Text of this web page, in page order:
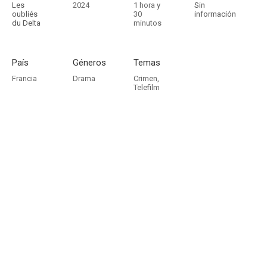
Les
oubliés
du Delta
2024
1 hora y
30
minutos
Sin
información
País
Francia
Géneros
Drama
Temas
Crimen,
Telefilm